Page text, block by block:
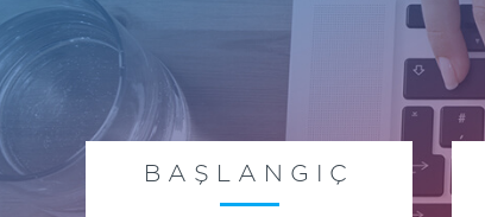
BAŞLANGIÇ